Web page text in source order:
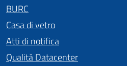
BURC
Casa di vetro
Atti di notifica
Qualità Datacenter